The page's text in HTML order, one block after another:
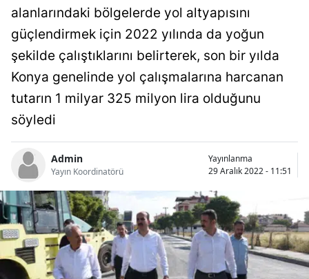
Aydın
Balıkesir
Bilecik
Bingöl
Bolu
Bursa
Çanakkale
Çankırı
alanlarındaki bölgelerde yol altyapısını
güçlendirmek için 2022 yılında da yoğun
şekilde çalıştıklarını belirterek, son bir yılda
Konya genelinde yol çalışmalarına harcanan
tutarın 1 milyar 325 milyon lira olduğunu
söyledi
Admin
Yayın Koordinatörü
Yayınlanma
29 Aralık 2022 - 11:51